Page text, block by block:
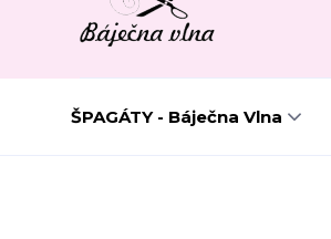
ŠPAGÁTY - Báječna Vlna